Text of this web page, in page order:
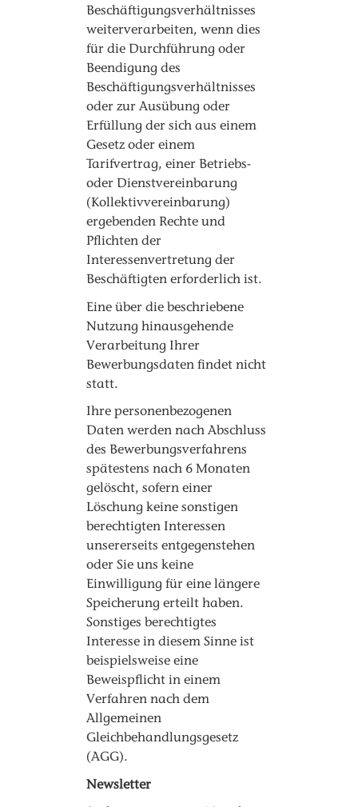
Beschäftigungsverhältnisses
weiterverarbeiten, wenn dies
für die Durchführung oder
Beendigung des
Beschäftigungsverhältnisses
oder zur Ausübung oder
Erfüllung der sich aus einem
Gesetz oder einem
Tarifvertrag, einer Betriebs-
oder Dienstvereinbarung
(Kollektivvereinbarung)
ergebenden Rechte und
Pflichten der
Interessenvertretung der
Beschäftigten erforderlich ist.
Eine über die beschriebene
Nutzung hinausgehende
Verarbeitung Ihrer
Bewerbungsdaten findet nicht
statt.
Ihre personenbezogenen
Daten werden nach Abschluss
des Bewerbungsverfahrens
spätestens nach 6 Monaten
gelöscht, sofern einer
Löschung keine sonstigen
berechtigten Interessen
unsererseits entgegenstehen
oder Sie uns keine
Einwilligung für eine längere
Speicherung erteilt haben.
Sonstiges berechtigtes
Interesse in diesem Sinne ist
beispielsweise eine
Beweispflicht in einem
Verfahren nach dem
Allgemeinen
Gleichbehandlungsgesetz
(AGG).
Newsletter